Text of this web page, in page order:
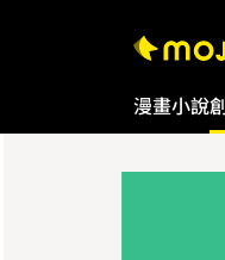
漫畫小說